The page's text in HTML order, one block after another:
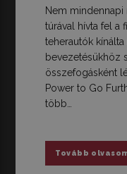
Nem mindennapi
túrával hívta fel a
teherautók
bevezetésükhöz
összefogásként
Power to Go
több…
Tovább